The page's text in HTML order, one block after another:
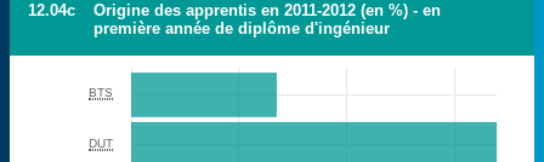
12.04c
Origine des apprentis en 2011-2012 (en %) - en
première année de diplôme d'ingénieur
BTS
DUT